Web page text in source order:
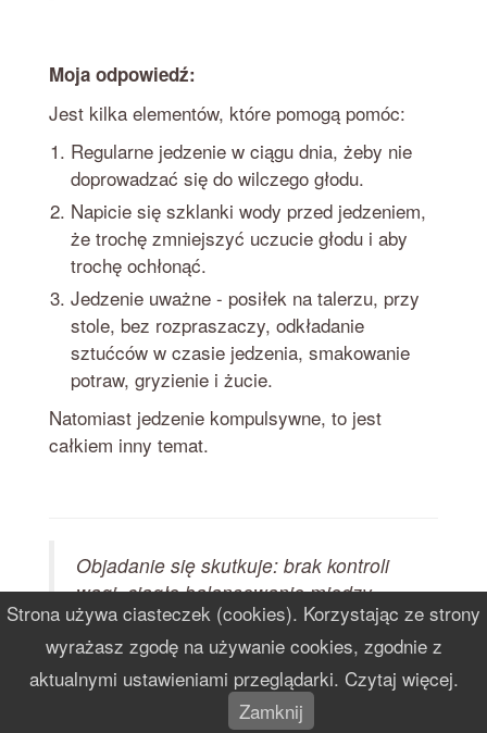
Moja odpowiedź:
Jest kilka elementów, które pomogą pomóc:
Regularne jedzenie w ciągu dnia, żeby nie
doprowadzać się do wilczego głodu.
Napicie się szklanki wody przed jedzeniem,
że trochę zmniejszyć uczucie głodu i aby
trochę ochłonąć.
Jedzenie uważne - posiłek na talerzu, przy
stole, bez rozpraszaczy, odkładanie
sztućców w czasie jedzenia, smakowanie
potraw, gryzienie i żucie.
Natomiast jedzenie kompulsywne, to jest
całkiem inny temat.
Objadanie się skutkuje: brak kontroli
wagi, ciągłe balansowanie między
nadwagą a otyłością, tycie przeplatane
z postem w celu schudnięcia,
objadanie się bez kontroli przeplatane
okresem restrykcyjnego postu.
Strona używa ciasteczek (cookies). Korzystając ze strony
wyrażasz zgodę na używanie cookies, zgodnie z
aktualnymi ustawieniami przeglądarki. Czytaj więcej.
Zamknij